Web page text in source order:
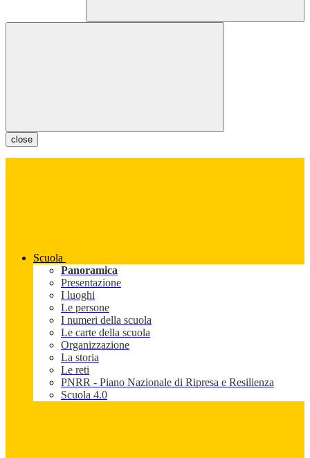
close
Scuola
Panoramica
Presentazione
I luoghi
Le persone
I numeri della scuola
Le carte della scuola
Organizzazione
La storia
Le reti
PNRR - Piano Nazionale di Ripresa e Resilienza
Scuola 4.0